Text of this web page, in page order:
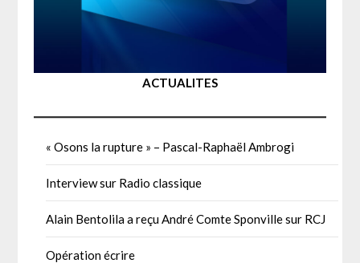
ACTUALITES
« Osons la rupture » – Pascal-Raphaël Ambrogi
Interview sur Radio classique
Alain Bentolila a reçu André Comte Sponville sur RCJ
Opération écrire